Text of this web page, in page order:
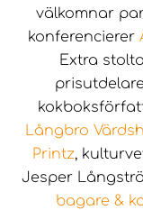
välkomnar
konferencierer
Extra
Långbro
Printz,
Jesper
bagare &